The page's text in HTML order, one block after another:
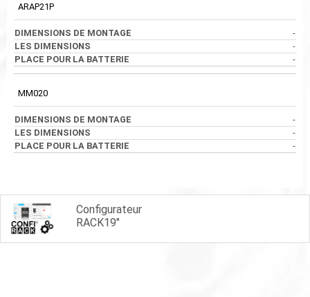
ARAP21P
-
-
-
MM020
-
-
-
Configurateur
RACK19"